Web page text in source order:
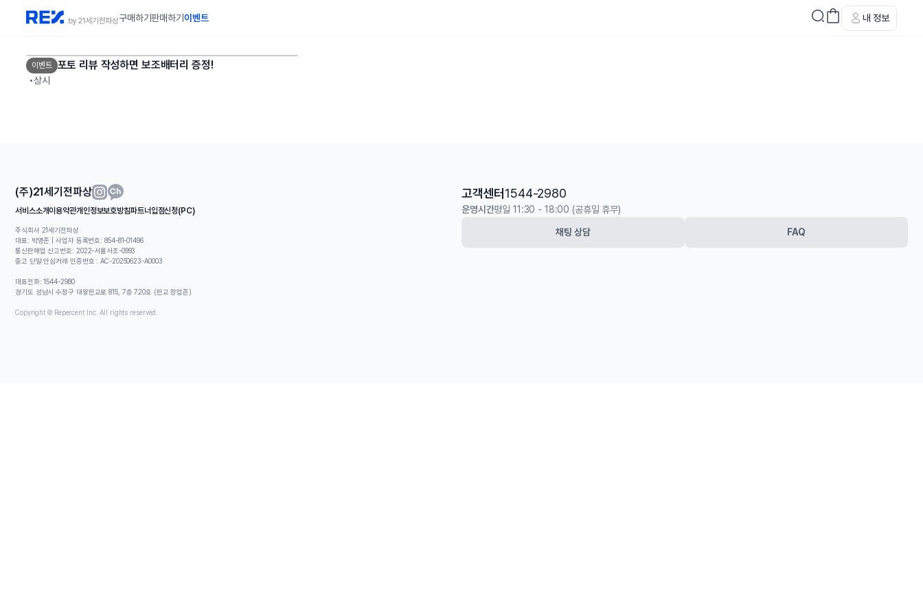
구매하기판매하기이벤트 내 정보
이벤트 포토 리뷰 작성하면 보조배터리 증정!
•상시
(주)21세기전파상
서비스소개이용약관개인정보보호방침파트너입점신청(PC)
주식회사 21세기전파상
대표: 박영준 | 사업자 등록번호:854-81-01496
통신판매업 신고번호: 2022-서울서초-0993
중고 단말 안심거래 인증번호 : AC-20250623-A0003
대표전화: 1544-2980
경기도 성남시 수정구 대왕판교로 815, 7층 720호 (판교 창업존)
Copyright © Repercent lnc. All rights reserved.
고객센터 1544-2980
운영시간평일 11:30 - 18:00 (공휴일 휴무)
채팅 상담 FAQ